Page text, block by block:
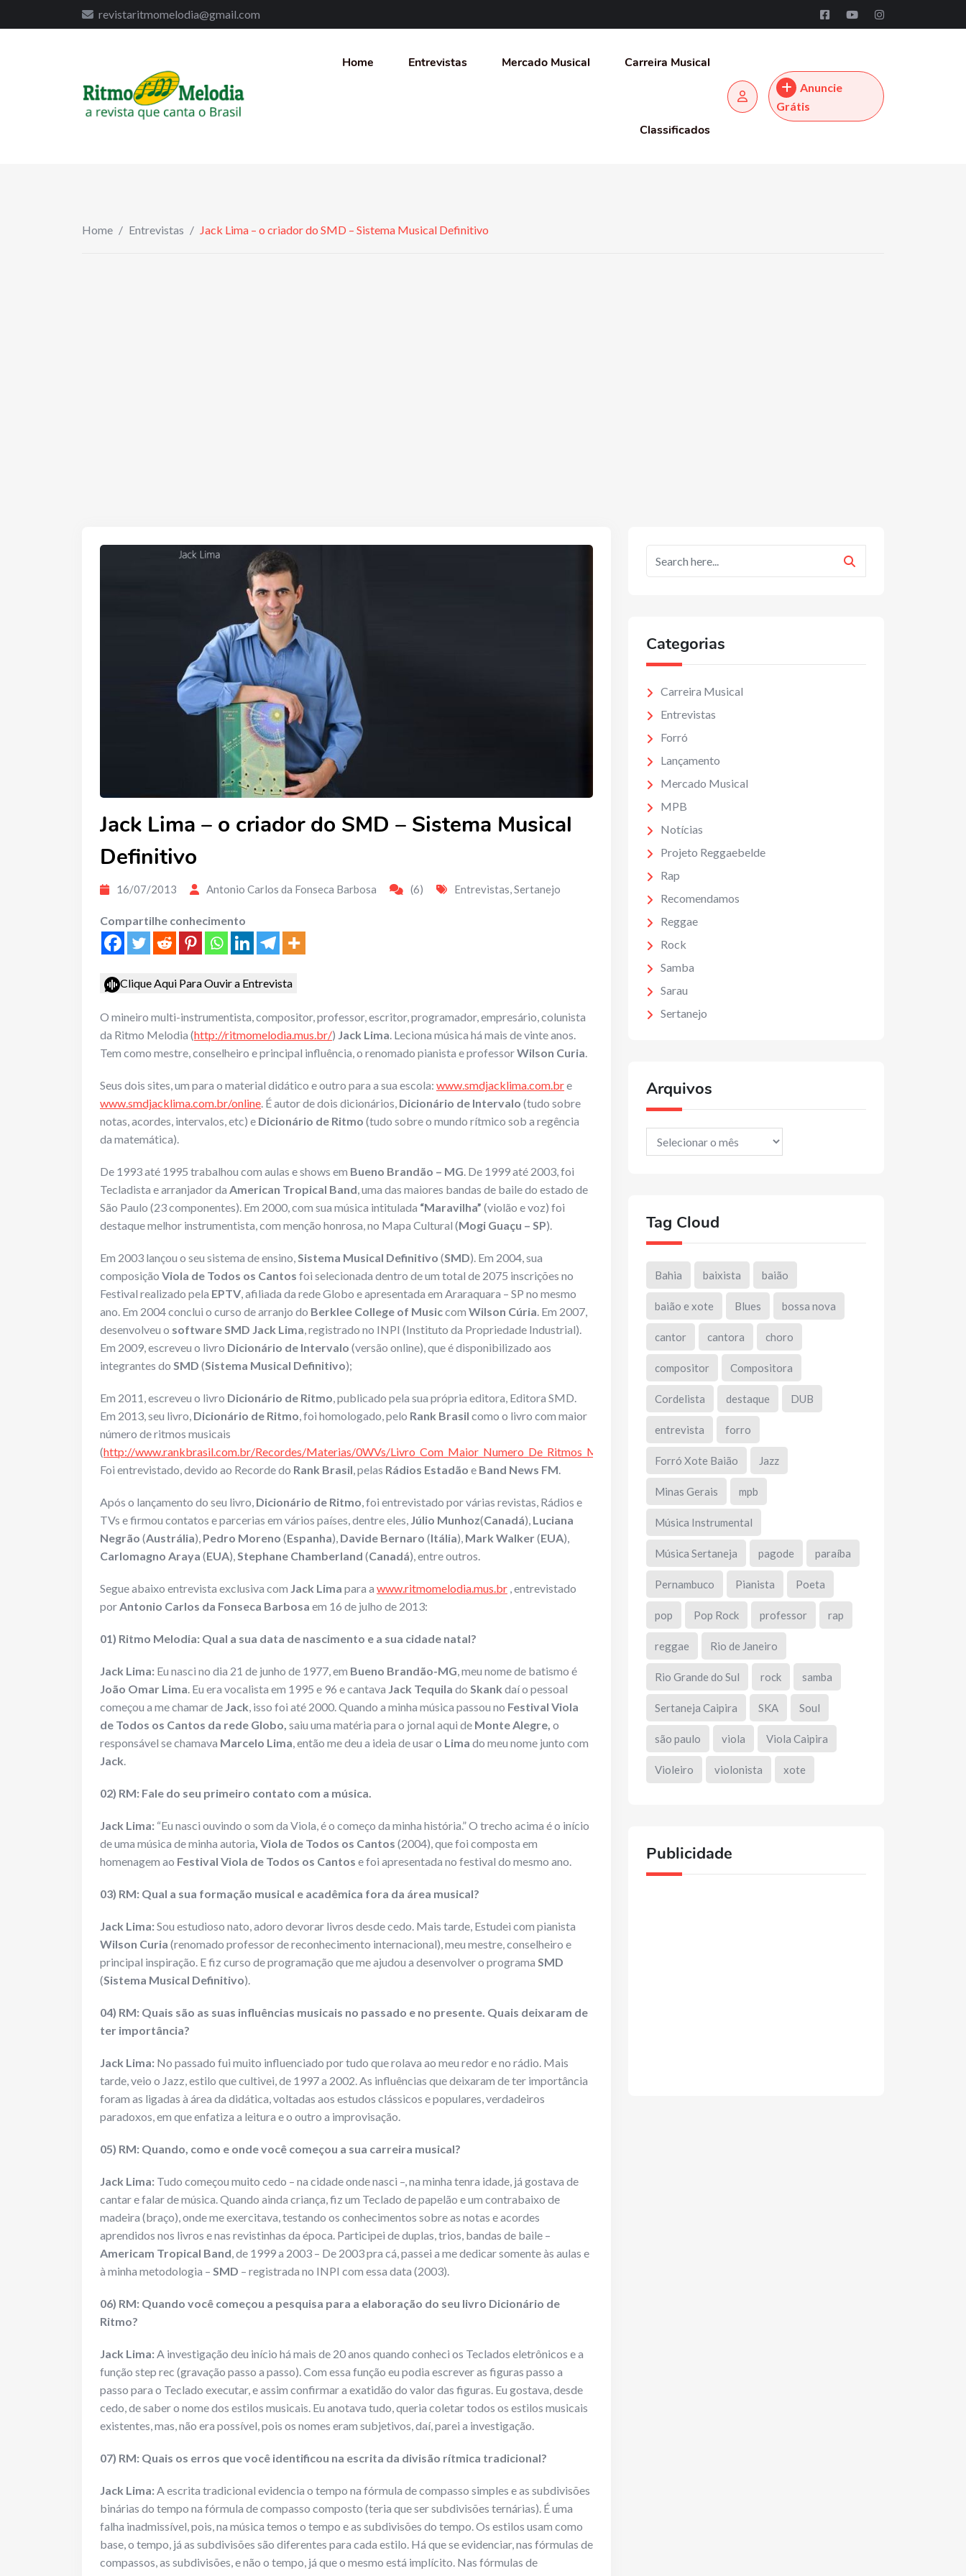
revistaritmomelodia@gmail.com
Home Entrevistas Mercado Musical Carreira Musical
Classificados
Anuncie
Grátis
Home / Entrevistas / Jack Lima – o criador do SMD – Sistema Musical Definitivo
Jack Lima – o criador do SMD – Sistema Musical
Definitivo
16/07/2013 Antonio Carlos da Fonseca Barbosa (6) Entrevistas,Sertanejo
Compartilhe conhecimento
Clique Aqui Para Ouvir a Entrevista
O mineiro multi-instrumentista, compositor, professor, escritor, programador, empresário, colunista
da Ritmo Melodia (http://ritmomelodia.mus.br/) Jack Lima . Leciona música há mais de vinte anos.
Tem como mestre, conselheiro e principal influência, o renomado pianista e professorWilson Curia
Seus dois sites, um para o material didático e outro para a sua escola: www.smdjacklima.com.bre
www.smdjacklima.com.br/online . É autor de dois dicionários, Dicionário de Intervalo (tudo sobre
notas, acordes, intervalos, etc) e Dicionário de Ritmo (tudo sobre o mundo rítmico sob a regência
da matemática).
De 1993 até 1995 trabalhou com aulas e shows em Bueno Brandão – MG . De 1999 até 2003, foi
Tecladista e arranjador da American Tropical Band , uma das maiores bandas de baile do estado de
São Paulo (23 componentes). Em 2000, com sua música intitulada “Maravilha” (violão e voz) foi
destaque melhor instrumentista, com menção honrosa, no Mapa Cultural (Mogi Guaçu – SP).
Em 2003 lançou o seu sistema de ensino, Sistema Musical Definitivo (SMD). Em 2004, sua
composição Viola de Todos os Cantos foi selecionada dentro de um total de 2075 inscrições no
Festival realizado pela EPTV , afiliada da rede Globo e apresentada em Araraquara – SP no mesmo
ano. Em 2004 conclui o curso de arranjo do Berklee College of Musiccom Wilson Cúria . Em 2007,
desenvolveu o software SMD Jack Lima , registrado no INPI (Instituto da Propriedade Industrial).
Em 2009, escreveu o livro Dicionário de Intervalo (versão online), que é disponibilizado aos
integrantes do SMD (Sistema Musical Definitivo);
Em 2011, escreveu o livro Dicionário de Ritmo , publicado pela sua própria editora, Editora SMD.
Em 2013, seu livro, Dicionário de Ritmo , foi homologado, pelo Rank Brasil como o livro com maior
número de ritmos musicais
(http://www.rankbrasil.com.br/Recordes/Materias/0WVs/Livro_Com_Maior_Numero_De_Ritmos_Musicais
Foi entrevistado, devido ao Recorde do Rank Brasil , pelas Rádios Estadão e Band News FM
Após o lançamento do seu livro, Dicionário de Ritmo , foi entrevistado por várias revistas, Rádios e
TVs e firmou contatos e parcerias em vários países, dentre eles, Júlio Munhoz(Canadá), Luciana
Negrão (Austrália), Pedro Moreno (Espanha), Davide Bernaro (Itália), Mark Walker(EUA),
Carlomagno Araya (EUA), Stephane Chamberland (Canadá), entre outros.
Segue abaixo entrevista exclusiva com Jack Lima para a www.ritmomelodia.mus.br , entrevistado
por Antonio Carlos da Fonseca Barbosa em 16 de julho de 2013:
01) Ritmo Melodia: Qual a sua data de nascimento e a sua cidade natal?
Jack Lima: Eu nasci no dia 21 de junho de 1977, em Bueno Brandão-MG , meu nome de batismo é
João Omar Lima . Eu era vocalista em 1995 e 96 e cantava Jack Tequila do Skank daí o pessoal
começou a me chamar de Jack , isso foi até 2000. Quando a minha música passou no Festival Viola
de Todos os Cantos da rede Globo, saiu uma matéria para o jornal aqui de Monte Alegre, o
responsável se chamava Marcelo Lima , então me deu a ideia de usar o Lima do meu nome junto com
Jack
02) RM: Fale do seu primeiro contato com a música.
Jack Lima: “Eu nasci ouvindo o som da Viola, é o começo da minha história.” O trecho acima é o início
de uma música de minha autoria , Viola de Todos os Cantos (2004), que foi composta em
homenagem ao Festival Viola de Todos os Cantos e foi apresentada no festival do mesmo ano.
03) RM: Qual a sua formação musical e acadêmica fora da área musical?
Jack Lima:Sou estudioso nato, adoro devorar livros desde cedo. Mais tarde, Estudei com pianista
Wilson Curia (renomado professor de reconhecimento internacional), meu mestre, conselheiro e
principal inspiração. E fiz curso de programação que me ajudou a desenvolver o programa SMD
(Sistema Musical Definitivo).
04) RM: Quais são as suas influências musicais no passado e no presente. Quais deixaram de
ter importância?
Jack Lima: No passado fui muito influenciado por tudo que rolava ao meu redor e no rádio. Mais
tarde, veio o Jazz, estilo que cultivei, de 1997 a 2002. As influências que deixaram de ter importância
foram as ligadas à área da didática, voltadas aos estudos clássicos e populares, verdadeiros
paradoxos, em que enfatiza a leitura e o outro a improvisação.
05) RM: Quando, como e onde você começou a sua carreira musical?
Jack Lima: Tudo começou muito cedo – na cidade onde nasci –, na minha tenra idade, já gostava de
cantar e falar de música. Quando ainda criança, fiz um Teclado de papelão e um contrabaixo de
madeira (braço), onde me exercitava, testando os conhecimentos sobre as notas e acordes
aprendidos nos livros e nas revistinhas da época. Participei de duplas, trios, bandas de baile –
Americam Tropical Band , de 1999 a 2003 – De 2003 pra cá, passei a me dedicar somente às aulas e
à minha metodologia – SMD – registrada no INPI com essa data (2003).
06) RM: Quando você começou a pesquisa para a elaboração do seu livro Dicionário de
Ritmo?
Jack Lima: A investigação deu início há mais de 20 anos quando conheci os Teclados eletrônicos e a
função step rec (gravação passo a passo). Com essa função eu podia escrever as figuras passo a
passo para o Teclado executar, e assim confirmar a exatidão do valor das figuras. Eu gostava, desde
cedo, de saber o nome dos estilos musicais. Eu anotava tudo, queria coletar todos os estilos musicais
existentes, mas, não era possível, pois os nomes eram subjetivos, daí, parei a investigação.
07) RM: Quais os erros que você identificou na escrita da divisão rítmica tradicional?
Jack Lima: A escrita tradicional evidencia o tempo na fórmula de compasso simples e as subdivisões
binárias do tempo na fórmula de compasso composto (teria que ser subdivisões ternárias). É uma
falha inadmissível, pois, na música temos o tempo e as subdivisões do tempo. Os estilos usam como
base, o tempo, já as subdivisões são diferentes para cada estilo. Há que se evidenciar, nas fórmulas de
compassos, as subdivisões, e não o tempo, já que o mesmo está implícito. Nas fórmulas de
Categorias
Carreira Musical
Entrevistas
Forró
Lançamento
Mercado Musical
MPB
Notícias
Projeto Reggaebelde
Rap
Recomendamos
Reggae
Rock
Samba
Sarau
Sertanejo
Arquivos
Arquivos
Tag Cloud
Bahia baixista baião
baião e xote Blues bossa nova
cantor cantora choro
compositor Compositora
Cordelista destaque DUB
entrevista forro
Forró Xote Baião Jazz
Minas Gerais mpb
Música Instrumental
Música Sertaneja pagode paraíba
Pernambuco Pianista Poeta
pop Pop Rock professor rap
reggae Rio de Janeiro
Rio Grande do Sul rock samba
Sertaneja Caipira SKA Soul
são paulo viola Viola Caipira
Violeiro violonista xote
Publicidade